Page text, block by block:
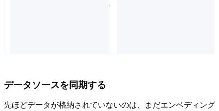
データソースを同期する
先ほどデータが格納されていないのは、まだエンベディング